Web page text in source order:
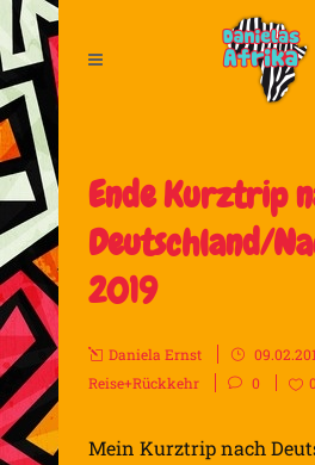
Ende Kurztrip
Deutschland/
2019
Daniela Ernst
Reise+Rückkehr
0 0
Mein Kurztrip nach